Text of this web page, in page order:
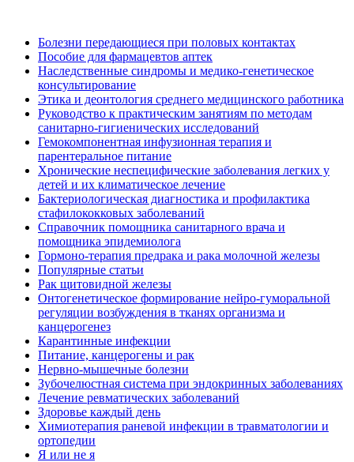
Болезни передающиеся при половых контактах
Пособие для фармацевтов аптек
Наследственные синдромы и медико-генетическое
консультирование
Этика и деонтология среднего медицинского работника
Руководство к практическим занятиям по методам
санитарно-гигиенических исследований
Гемокомпонентная инфузионная терапия и
парентеральное питание
Хронические неспецифические заболевания легких у
детей и их климатическое лечение
Бактериологическая диагностика и профилактика
стафилококковых заболеваний
Справочник помощника санитарного врача и
помощника эпидемиолога
Гормоно-терапия предрака и рака молочной железы
Популярные статьи
Рак щитовидной железы
Онтогенетическое формирование нейро-гуморальной
регуляции возбуждения в тканях организма и
канцерогенез
Карантинные инфекции
Питание, канцерогены и рак
Нервно-мышечные болезни
Зубочелюстная система при эндокринных заболеваниях
Лечение ревматических заболеваний
Здоровье каждый день
Химиотерапия раневой инфекции в травматологии и
ортопедии
Я или не я